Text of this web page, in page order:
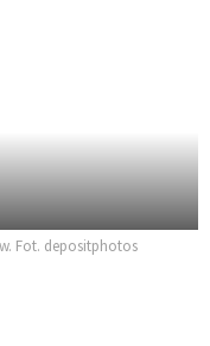
Fot. depositphotos